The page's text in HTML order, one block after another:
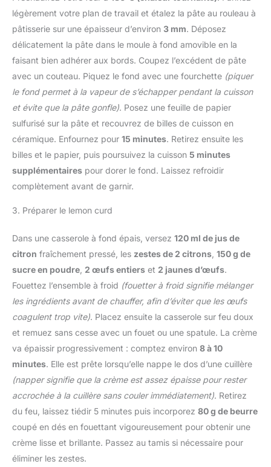
légèrement votre plan de travail et étalez la pâte au rouleau à
pâtisserie sur une épaisseur d’environ 3 mm. Déposez
délicatement la pâte dans le moule à fond amovible en la
faisant bien adhérer aux bords. Coupez l’excédent de pâte
avec un couteau. Piquez le fond avec une fourchette (piquer
le fond permet à la vapeur de s’échapper pendant la cuisson
et évite que la pâte gonfle). Posez une feuille de papier
sulfurisé sur la pâte et recouvrez de billes de cuisson en
céramique. Enfournez pour 15 minutes. Retirez ensuite les
billes et le papier, puis poursuivez la cuisson 5 minutes
supplémentaires pour dorer le fond. Laissez refroidir
complètement avant de garnir.
3. Préparer le lemon curd
Dans une casserole à fond épais, versez 120 ml de jus de
citron fraîchement pressé, les zestes de 2 citrons 150 g de
sucre en poudre 2 œufs entiers et 2 jaunes d’œufs.
Fouettez l’ensemble à froid (fouetter à froid signifie mélanger
les ingrédients avant de chauffer, afin d’éviter que les œufs
coagulent trop vite). Placez ensuite la casserole sur feu doux
et remuez sans cesse avec un fouet ou une spatule. La crème
va épaissir progressivement : comptez environ 8 à 10
minutes. Elle est prête lorsqu’elle nappe le dos d’une cuillère
(napper signifie que la crème est assez épaisse pour rester
accrochée à la cuillère sans couler immédiatement). Retirez
du feu, laissez tiédir 5 minutes puis incorporez 80 g de beurre
coupé en dés en fouettant vigoureusement pour obtenir une
crème lisse et brillante. Passez au tamis si nécessaire pour
éliminer les zestes.